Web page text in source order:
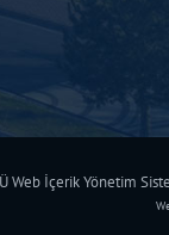
Web İçerik Yönetim